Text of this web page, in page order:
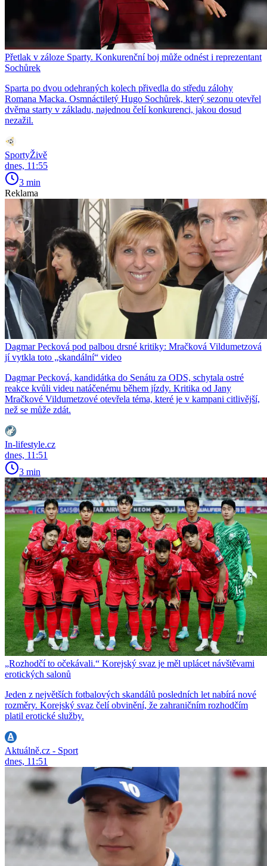
Přetlak v záloze Sparty. Konkurenční boj může odnést i reprezentant
Sochůrek
Sparta po dvou odehraných kolech přivedla do středu zálohy
Romana Macka. Osmnáctiletý Hugo Sochůrek, který sezonu otevřel
dvěma starty v základu, najednou čelí konkurenci, jakou dosud
nezažil.
SportyŽivě
dnes, 11:55
3 min
Reklama
Dagmar Pecková pod palbou drsné kritiky: Mračková Vildumetzová
jí vytkla toto „skandální“ video
Dagmar Pecková, kandidátka do Senátu za ODS, schytala ostré
reakce kvůli videu natáčenému během jízdy. Kritika od Jany
Mračkové Vildumetzové otevřela téma, které je v kampani citlivější,
než se může zdát.
In-lifestyle.cz
dnes, 11:51
3 min
„Rozhodčí to očekávali.“ Korejský svaz je měl uplácet návštěvami
erotických salonů
Jeden z největších fotbalových skandálů posledních let nabírá nové
rozměry. Korejský svaz čelí obvinění, že zahraničním rozhodčím
platil erotické služby.
Aktuálně.cz - Sport
dnes, 11:51